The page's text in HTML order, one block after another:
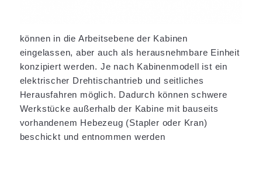
können in die Arbeitsebene der Kabinen
eingelassen, aber auch als herausnehmbare Einheit
konzipiert werden. Je nach Kabinenmodell ist ein
elektrischer Drehtischantrieb und seitliches
Herausfahren möglich. Dadurch können schwere
Werkstücke außerhalb der Kabine mit bauseits
vorhandenem Hebezeug (Stapler oder Kran)
beschickt und entnommen werden